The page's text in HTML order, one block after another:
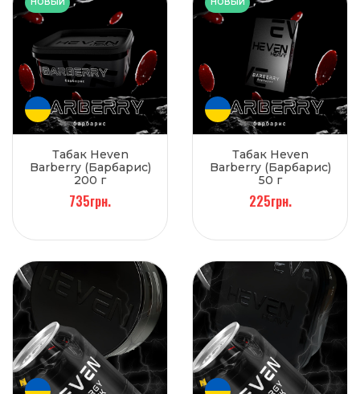
НОВЫЙ
Табак Heven
Barberry (Барбарис)
200 г
735грн.
НОВЫЙ
Табак Heven
Barberry (Барбарис)
50 г
225грн.